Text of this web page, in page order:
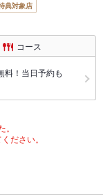
典対象店
コース
料！当日予約も
ださい。